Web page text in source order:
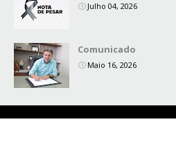
Julho 04, 2026
Comunicado
Maio 16, 2026